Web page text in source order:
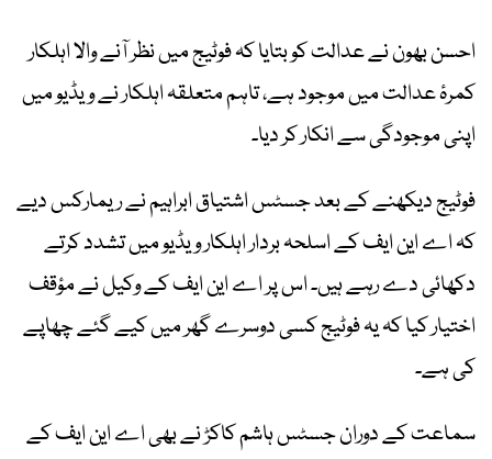
احسن بھون نے عدالت کو بتایا کہ فوٹیج میں نظر آنے والا اہلکار
کمرۂ عدالت میں موجود ہے، تاہم متعلقہ اہلکار نے ویڈیو میں
اپنی موجودگی سے انکار کر دیا۔
فوٹیج دیکھنے کے بعد جسٹس اشتیاق ابراہیم نے ریمارکس دیے
کہ اے این ایف کے اسلحہ بردار اہلکار ویڈیو میں تشدد کرتے
دکھائی دے رہے ہیں۔ اس پر اے این ایف کے وکیل نے مؤقف
اختیار کیا کہ یہ فوٹیج کسی دوسرے گھر میں کیے گئے چھاپے
کی ہے۔
سماعت کے دوران جسٹس ہاشم کاکڑ نے بھی اے این ایف کے